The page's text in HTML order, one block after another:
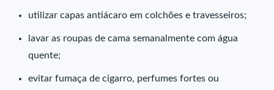
utilizar capas antiácaro em colchões e travesseiros;
lavar as roupas de cama semanalmente com água
quente;
evitar fumaça de cigarro, perfumes fortes ou